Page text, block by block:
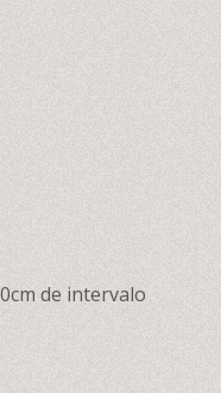
de intervalo